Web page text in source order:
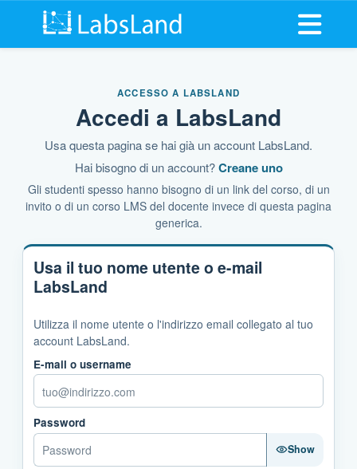
Apri il
ACCESSO A LABSLAND
Accedi a LabsLand
Usa questa pagina se hai già un account LabsLand.
Hai bisogno di un account?Creane uno
Gli studenti spesso hanno bisogno di un link del corso, di un
invito o di un corso LMS del docente invece di questa pagina
generica.
Usa il tuo nome utente o e-mail
LabsLand
Utilizza il nome utente o l'indirizzo email collegato al tuo
account LabsLand.
E-mail o username
Password
Show